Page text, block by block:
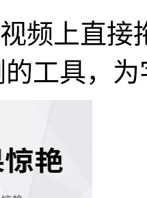
频上直接
工具，